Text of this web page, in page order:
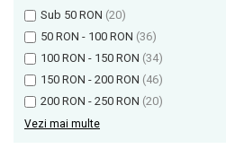
Raw Nutrition
REDCON1
Revoflex
Rich Piana 5% Nutrition
RIPT
Sub 50 RON (20)
50 RON - 100 RON (36)
100 RON - 150 RON (34)
150 RON - 200 RON (46)
200 RON - 250 RON (20)
Vezi mai multe